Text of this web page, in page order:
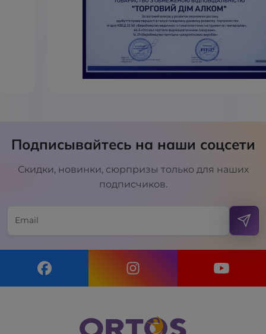
Подписывайтесь на наши соцсети
Скидки, новинки, сюрпризы только для наших
подписчиков.